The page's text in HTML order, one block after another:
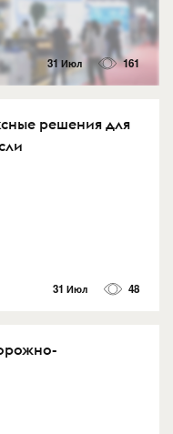
31 Июл 161
решения для
31 Июл 48